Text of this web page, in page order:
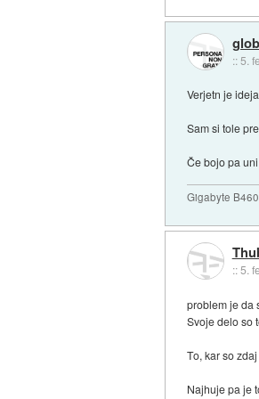
:: 5.
Verjetn je
Sam si tole
Če bojo pa
Gigabyte
::5.
problem je da
Svoje delo so
To, kar so
Najhuje pa je